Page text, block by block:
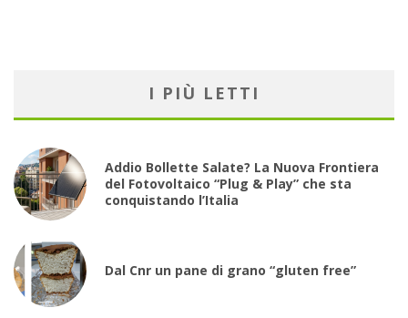
I PIÙ LETTI
Addio Bollette Salate? La Nuova Frontiera
del Fotovoltaico “Plug & Play” che sta
conquistando l’Italia
Dal Cnr un pane di grano “gluten free”